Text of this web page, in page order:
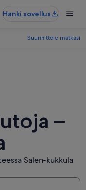
Hanki sovellus
Suunnittele matkasi
–
Salen-kukkula